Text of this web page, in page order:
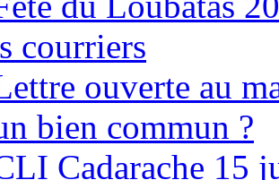
courriers
ouverte au
bien commun ?
Cadarache 15